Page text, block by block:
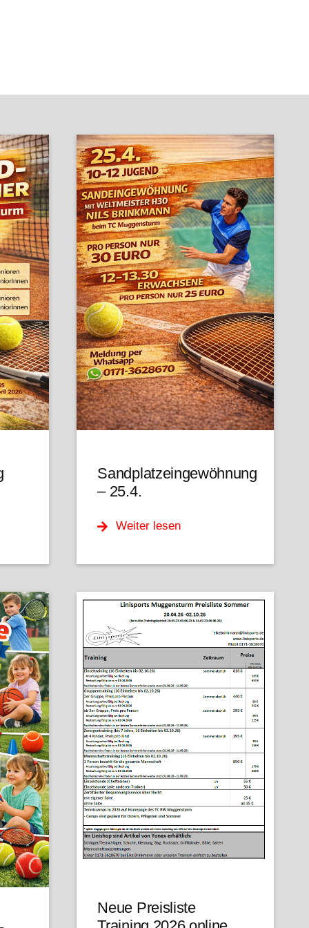
Sandplatzeingewöhnung
– 25.4.
Weiter lesen
Neue Preisliste